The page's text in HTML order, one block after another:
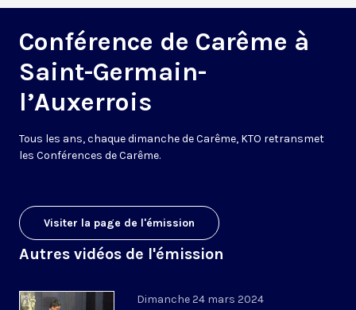
Conférence de Carême à
Saint-Germain-
l’Auxerrois
Tous les ans, chaque dimanche de Carême, KTO retransmet
les Conférences de Carême.
Visiter la page de l'émission
Autres vidéos de l'émission
Dimanche 24 mars 2024